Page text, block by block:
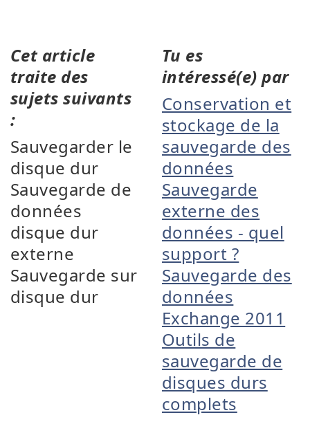
Cet article
traite des
sujets suivants
:
Sauvegarder le
disque dur
Sauvegarde de
données
disque dur
externe
Sauvegarde sur
disque dur
Tu es
intéressé(e) par
Conservation et
stockage de la
sauvegarde des
données
Sauvegarde
externe des
données - quel
support ?
Sauvegarde des
données
Exchange 2011
Outils de
sauvegarde de
disques durs
complets